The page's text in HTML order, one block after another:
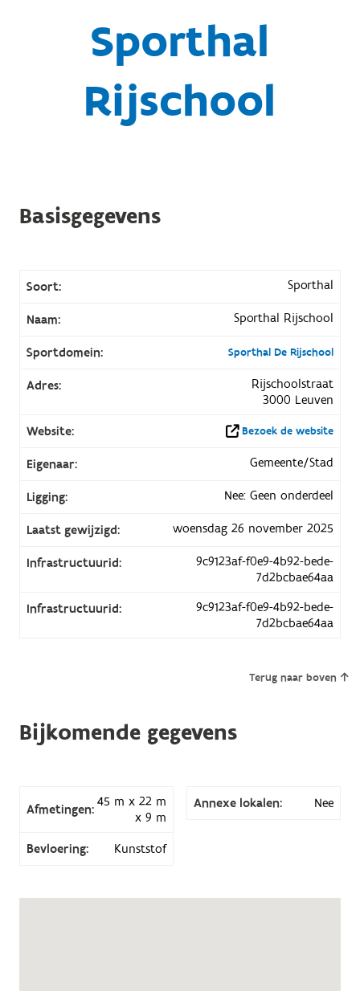
Sporthal
Rijschool
Basisgegevens
Soort: Sporthal
Naam: Sporthal Rijschool
Sportdomein: Sporthal De Rijschool
Adres:
Rijschoolstraat
3000 Leuven
Website:
Bezoek de website
Eigenaar: Gemeente/Stad
Ligging: Nee: Geen onderdeel
Laatst gewijzigd: woensdag 26 november 2025
Infrastructuurid:
9c9123af-f0e9-4b92-bede-
7d2bcbae64aa
Infrastructuurid:
9c9123af-f0e9-4b92-bede-
7d2bcbae64aa
Terug naar boven
Bijkomende gegevens
Afmetingen: 45 m x 22 m
x 9 m
Annexe lokalen: Nee
Bevloering: Kunststof